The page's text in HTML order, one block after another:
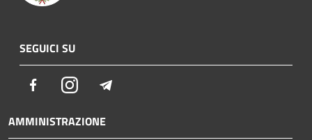
SEGUICI SU
FacebookInstagram
AMMINISTRAZIONE